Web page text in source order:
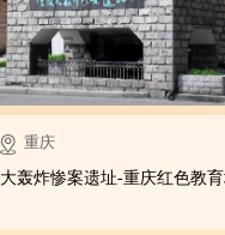
重庆